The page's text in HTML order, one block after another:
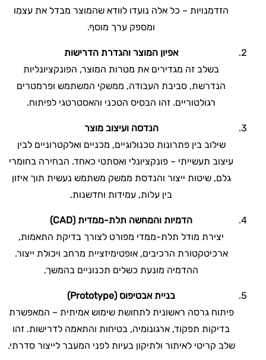
הזדמנויות – כל אלה נועדו לוודא שהמוצר מבדל את עצמו
ומספק ערך מוסף.
אפיון המוצר והגדרת הדרישות
בשלב זה מגדירים את מטרות המוצר, הפונקציונליות
הנדרשת, סביבת העבודה, ממשקי המשתמש ופרמטרים
רגולטוריים. זהו הבסיס הטכני והאסטרטגי לפיתוח.
הנדסה ועיצוב מוצר
שילוב בין פתרונות טכנולוגיים, מכניים ואלקטרוניים לבין
עיצוב תעשייתי – פונקציונלי ואסתטי כאחד. הבחירה בחומרי
גלם, שיטות ייצור והנדסת ממשק משתמש נעשית תוך איזון
בין עלות, עמידות וחדשנות.
הדמיות והמחשה תלת-ממדית (CAD)
יצירת מודל תלת-ממדי מפורט לצורך בדיקת התאמות,
ארכיטקטורת הרכיבים, אופטימיזציית מרחב ויכולת ייצור.
ההדמיה מונעת כשלים תכנוניים בהמשך.
בניית אבטיפוס (Prototype)
פיתוח גרסה ראשונית לתחושת שימוש אמיתית – המאפשרת
בדיקות תפקוד, ארגונומיה, בטיחות והתאמה לדרישות. זהו
שלב קריטי לאיתור ולתיקון בעיות לפני המעבר לייצור סדרתי.